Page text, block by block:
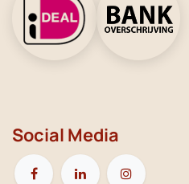
Social Media